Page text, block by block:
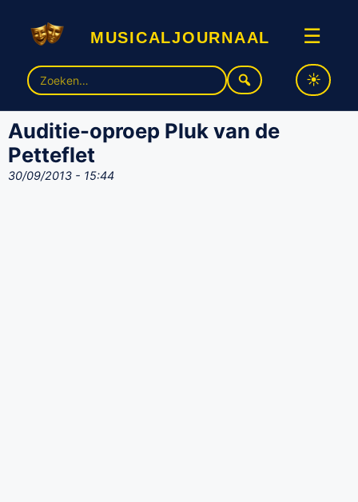
musicaljournaal ☰
Zoek
naar:
Auditie-oproep Pluk van de
Petteflet
30/09/2013 - 15:44